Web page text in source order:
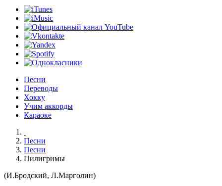
Песни
Переводы
Хокку
Учим аккорды
Караоке
Песни
Песни
Пилигримы
(И.Бродский, Л.Марголин)